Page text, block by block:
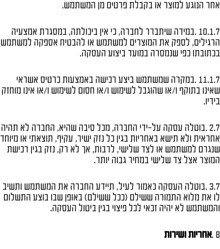
אחר הנוגע למוצר או בקבלת פרטים מן המשתמש.
10.1.7 .במידה שיתברר לחברה, כי אין ביכולתה, במסגרת אמצעיה
הרגילים, לספק את המוצרים למשתמש או להבטיח אספקה למשתמש
בכתובתו כפי שנמסרה במועד ביצוע העסקה.
11.1.7 .במקרה שמשתמש ביצע רכישה באמצעות כרטיס אשראי
שאינו בתוקף ו/או שהוגבל לשימוש ו/או חסום לשימוש ו/או אינו מוחזק
בידיו.
2.7 .בוטלה עסקה על-ידי החברה, מכל סיבה שהיא, החברה לא תהיה
אחראית ולא תישא באחריות בגין כל נזק ישיר, עקיף, תוצאתי או מיוחד
שנגרם למשתמש או לצד שלישי, לרבות, אך לא רק, נזק בגין רכישת
המוצר אצל צד שלישי במחיר גבוה יותר.
3.7 .בוטלה העסקה כאמור לעיל, תיידע החברה את המשתמש ותשיב
לו את מלוא התמורה ששילם (ככל ששילם) באופן שבו בוצע התשלום
והמשתמש לא יהיה זכאי לכל פיצוי בגין ביטול העסקה.
8 . אחריות ושירות